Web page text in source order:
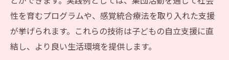
性を育むプログラムや、感覚統合療法を取り入れた支援
が挙げられます。これらの技術は子どもの自立支援に直
結し、より良い生活環境を提供します。